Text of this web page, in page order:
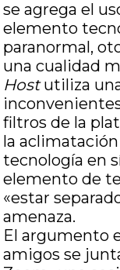
se agrega el
elemento
paranormal,
una cualidad
Hostutiliza
filtros de la
la
tecnología en
elemento de
«estar
amenaza.
El argumento
amigos se